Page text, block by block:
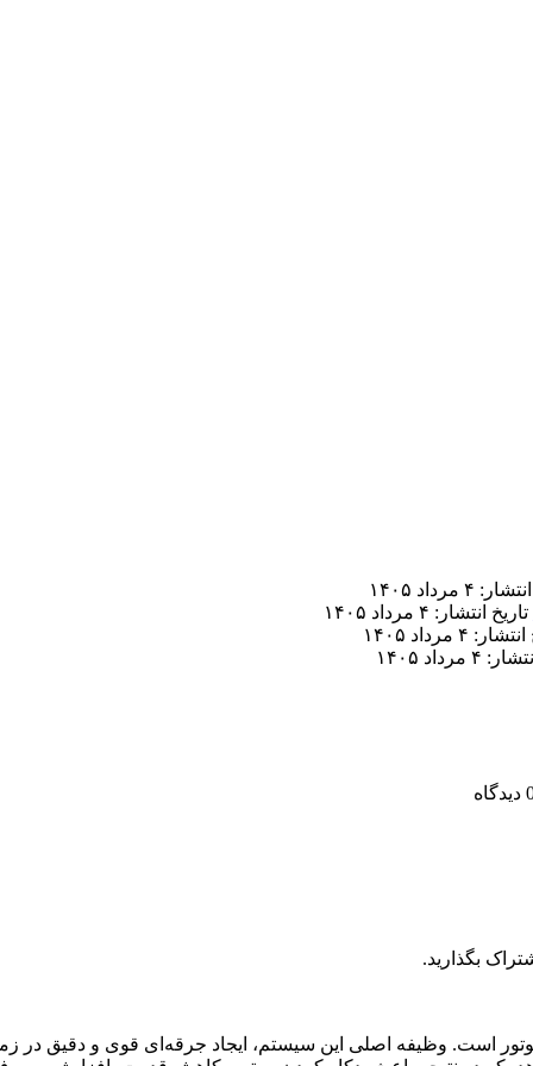
۴ مرداد ۱۴۰۵
تاریخ انتشار: ۴ مرداد ۱۴۰۵
۴ مرداد ۱۴۰۵
مرداد ۱۴۰۵
بگذارید.
است. وظیفه اصلی این سیستم، ایجاد جرقه‌ای قوی و دقیق در